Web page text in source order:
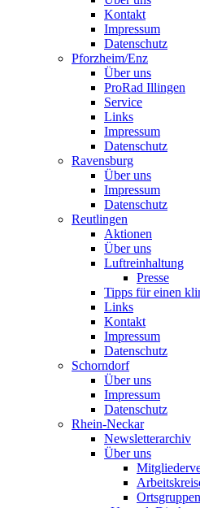
Kontakt
Impressum
Datenschutz
Pforzheim/Enz
Über uns
ProRad Illingen
Service
Links
Impressum
Datenschutz
Ravensburg
Über uns
Impressum
Datenschutz
Reutlingen
Aktionen
Über uns
Luftreinhaltung
Presse
Tipps für einen
Links
Kontakt
Impressum
Datenschutz
Schorndorf
Über uns
Impressum
Datenschutz
Rhein-Neckar
Newsletterarchiv
Über uns
Ortsgruppen